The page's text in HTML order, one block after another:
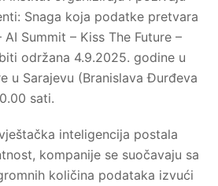
Snaga koja podatke pretvara
Summit – Kiss The Future –
održana 4.9.2025. godine u
u Sarajevu (Branislava Đurđeva
sati.
inteligencija postala
kompanije se suočavaju sa
količina podataka izvući